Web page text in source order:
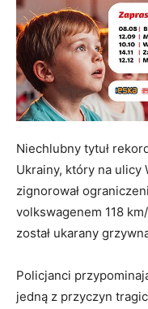
Niechlubny tytuł
Ukrainy, który na ulicy
zignorował
volkswagenem 118
został ukarany
Policjanci
jedną z przyczyn